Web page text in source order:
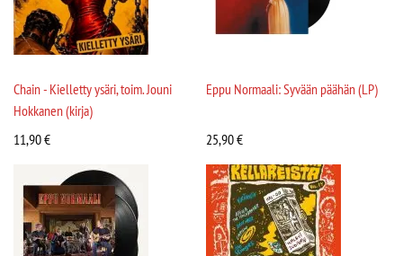
Chain - Kielletty ysäri, toim. Jouni
Hokkanen (kirja)
11,90€
Eppu Normaali: Syvään päähän (LP)
25,90€